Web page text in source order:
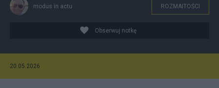
modus in actu ROZMAITOŚCI
Obserwuj notkę
20.05.2026